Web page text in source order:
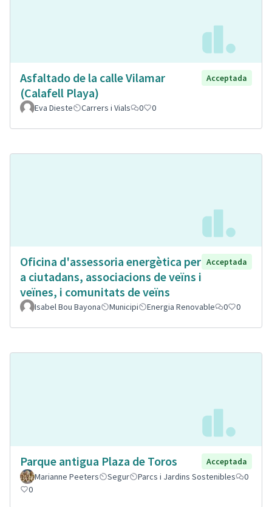
Asfaltado de la calle Vilamar
(Calafell Playa)
Acceptada
Eva Dieste Carrers i Vials 0 0
Oficina d'assessoria energètica per
a ciutadans, associacions de veïns i
veïnes, i comunitats de veïns
Acceptada
Isabel Bou Bayona Municipi Energia Renovable 0 0
Parque antigua Plaza de Toros
Acceptada
Marianne Peeters
Segur Parcs i Jardins Sostenibles
0
0